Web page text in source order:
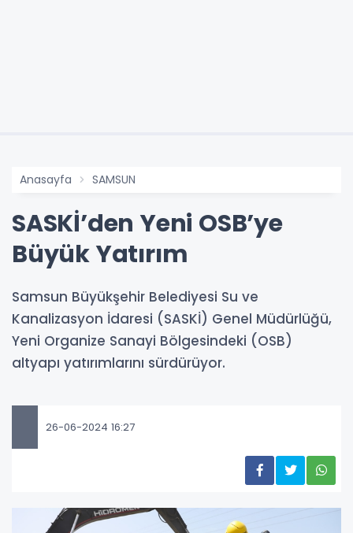
Anasayfa SAMSUN
SASKİ’den Yeni OSB’ye
Büyük Yatırım
Samsun Büyükşehir Belediyesi Su ve
Kanalizasyon İdaresi (SASKİ) Genel Müdürlüğü,
Yeni Organize Sanayi Bölgesindeki (OSB)
altyapı yatırımlarını sürdürüyor.
26-06-2024 16:27